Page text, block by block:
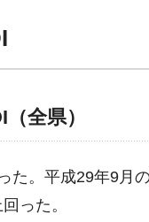
全県）
た。平成29年9月
った。